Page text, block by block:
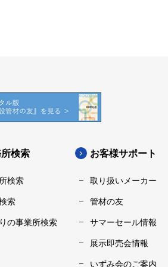
検索
検索
索
の事業所検索
お客様サポート
取り扱いメーカー
管材の友
サマーセール情報
展示即売会情報
いずみ会のご案内